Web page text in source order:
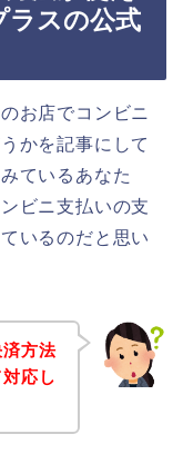
ラスの公式
お店でコンビニ
かを記事にして
ているあなた
ビニ支払いの支
いるのだと思い
方法
応し